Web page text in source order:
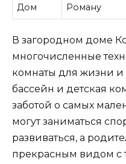
Дом Роману
В загородном доме
многочисленные
комнаты для жизни и
бассейн и детская
заботой о самых
могут заниматься
развиваться, а
прекрасным видом с